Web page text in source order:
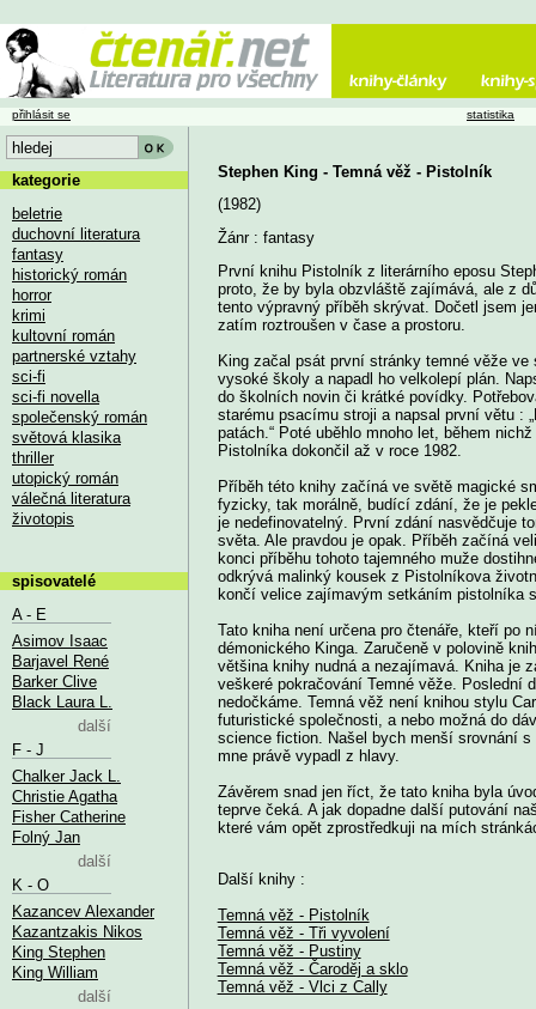
Stephen King - Temná věž - Pistolník
(1982)
Žánr : fantasy
První knihu Pistolník z literárního eposu
proto, že by byla obzvláště zajímává, ale z
tento výpravný příběh skrývat. Dočetl jsem
zatím roztroušen v čase a prostoru.
King začal psát první stránky temné věže
vysoké školy a napadl ho velkolepí plán.
do školních novin či krátké povídky.
starému psacímu stroji a napsal první větu :
patách.“ Poté uběhlo mnoho let, během
Pistolníka dokončil až v roce 1982.
Příběh této knihy začíná ve světě magické
fyzicky, tak morálně, budící zdání, že je
je nedefinovatelný. První zdání nasvědčuje
světa. Ale pravdou je opak. Příběh začíná
konci příběhu tohoto tajemného muže
odkrývá malinký kousek z Pistolníkova
končí velice zajímavým setkáním pistolníka
Tato kniha není určena pro čtenáře, kteří po
démonického Kinga. Zaručeně v polovině
většina knihy nudná a nezajímavá. Kniha je
veškeré pokračování Temné věže. Poslední
nedočkáme. Temná věž není knihou stylu
futuristické společnosti, a nebo možná do
science fiction. Našel bych menší srovnání s
mne právě vypadl z hlavy.
Závěrem snad jen říct, že tato kniha byla
teprve čeká. A jak dopadne další putování
které vám opět zprostředkuji na mích
Další knihy :
Temná věž - Pistolník
Temná věž - Tři vyvolení
Temná věž - Pustiny
Temná věž - Čaroděj a sklo
Temná věž - Vlci z Cally
přihlásit se statistika
kategorie
beletrie
duchovní literatura
fantasy
historický román
horror
krimi
kultovní román
partnerské vztahy
sci-fi
sci-fi novella
společenský román
světová klasika
thriller
utopický román
válečná literatura
životopis
spisovatelé
A - E
Asimov Isaac
Barjavel René
Barker Clive
Black Laura L.
další
F - J
Chalker Jack L.
Christie Agatha
Fisher Catherine
Folný Jan
další
K - O
Kazancev Alexander
Kazantzakis Nikos
King Stephen
King William
další